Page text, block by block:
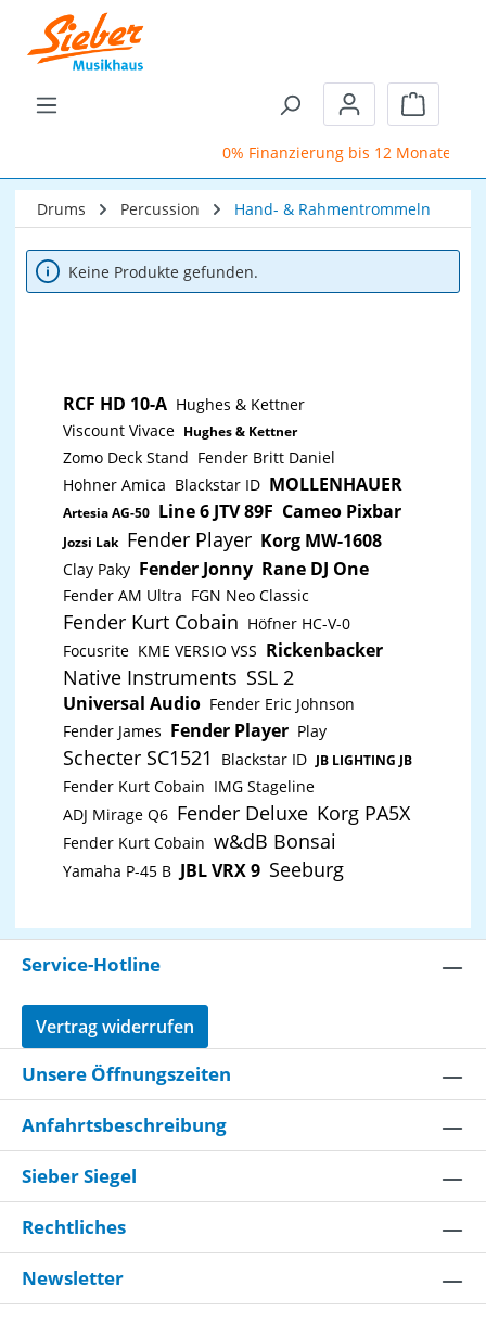
Zum Hauptinhalt springen
0% Finanzierung bis 12 Monate
Drums Percussion Hand- & Rahmentrommeln
Keine Produkte gefunden.
RCF HD 10-A Hughes & Kettner
Viscount Vivace Hughes & Kettner
Zomo Deck Stand Fender Britt Daniel
Hohner Amica Blackstar ID MOLLENHAUER
Artesia AG-50 Line 6 JTV 89F Cameo Pixbar
Jozsi Lak Fender Player Korg MW-1608
Clay Paky Fender Jonny Rane DJ One
Fender AM Ultra FGN Neo Classic
Fender Kurt Cobain Höfner HC-V-0
Focusrite KME VERSIO VSS Rickenbacker
Native Instruments SSL 2
Universal Audio Fender Eric Johnson
Fender James Fender Player Play
Schecter SC1521 Blackstar ID JB LIGHTING JB
Fender Kurt Cobain IMG Stageline
ADJ Mirage Q6 Fender Deluxe Korg PA5X
Fender Kurt Cobain w&dB Bonsai
Yamaha P-45 B JBL VRX 9 Seeburg
Service-Hotline
Vertrag widerrufen
Unsere Öffnungszeiten
Anfahrtsbeschreibung
Sieber Siegel
Rechtliches
Newsletter